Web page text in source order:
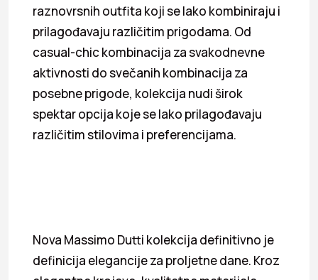
raznovrsnih outfita koji se lako kombiniraju i
prilagođavaju različitim prigodama. Od
casual-chic kombinacija za svakodnevne
aktivnosti do svečanih kombinacija za
posebne prigode, kolekcija nudi širok
spektar opcija koje se lako prilagođavaju
različitim stilovima i preferencijama.
Nova Massimo Dutti kolekcija definitivno je
definicija elegancije za proljetne dane. Kroz